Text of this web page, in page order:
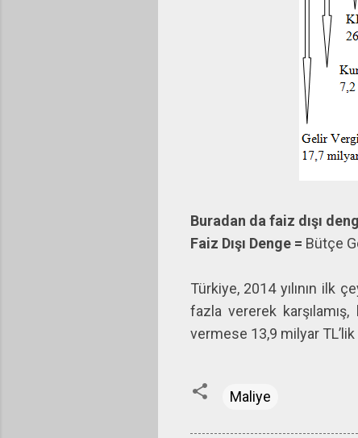
Buradan da faiz dışı
Faiz Dışı Denge = Bütçe
Türkiye, 2014 yılının ilk
fazla vererek
vermese 13,9 milyar
Maliye